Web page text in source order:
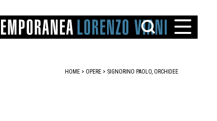
HOME > OPERE > SIGNORINO PAOLO, ORCHIDEE